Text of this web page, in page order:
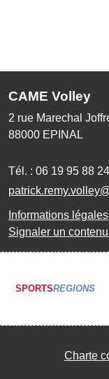
CAME Volley
2 rue Marechal
88000 EPINAL
Tél. : 06 19 95 88 24
Informations légales
Signaler un
SPORTSREGIONS
Charte